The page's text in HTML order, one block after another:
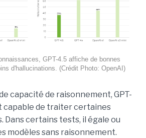
GPT-4.5 affiche de bonnes
d'hallucinations. (Crédit Photo: OpenAI)
de capacité de raisonnement, GPT-
capable de traiter certaines
Dans certains tests, il égale ou
modèles sans raisonnement.